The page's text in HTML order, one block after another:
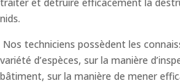
nids.
Nos techniciens possèdent les
variété d’espèces, sur la manière
bâtiment, sur la manière de mener